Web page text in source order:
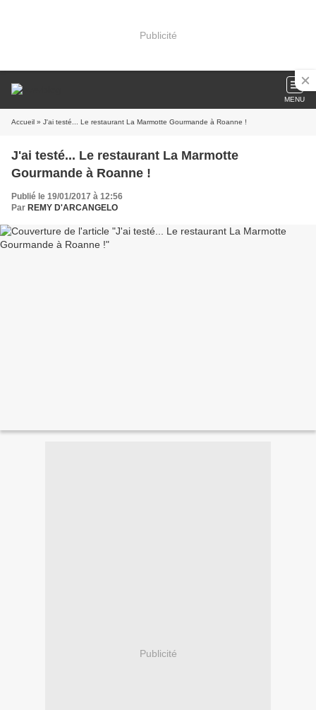
Publicité
MENU
Accueil » J'ai testé... Le restaurant La Marmotte Gourmande à Roanne !
J'ai testé... Le restaurant La Marmotte
Gourmande à Roanne !
Publié le 19/01/2017 à 12:56
Par REMY D'ARCANGELO
Publicité